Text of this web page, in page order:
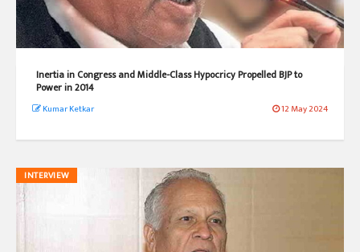
Inertia in Congress and Middle-Class Hypocricy Propelled BJP to
Power in 2014
Kumar Ketkar 12 May 2024
INTERVIEW